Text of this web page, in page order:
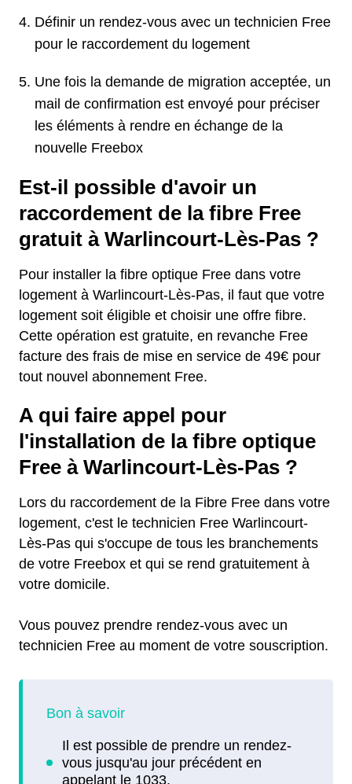
Définir un rendez-vous avec un technicien Free
pour le raccordement du logement
Une fois la demande de migration acceptée, un
mail de confirmation est envoyé pour préciser
les éléments à rendre en échange de la
nouvelle Freebox
Est-il possible d'avoir un
raccordement de la fibre Free
gratuit à Warlincourt-Lès-Pas ?
Pour installer la fibre optique Free dans votre
logement à Warlincourt-Lès-Pas, il faut que votre
logement soit éligible et choisir une offre fibre.
Cette opération est gratuite, en revanche Free
facture des frais de mise en service de 49€ pour
tout nouvel abonnement Free.
A qui faire appel pour
l'installation de la fibre optique
Free à Warlincourt-Lès-Pas ?
Lors du raccordement de la Fibre Free dans votre
logement, c'est le technicien Free Warlincourt-
Lès-Pas qui s'occupe de tous les branchements
de votre Freebox et qui se rend gratuitement à
votre domicile.
Vous pouvez prendre rendez-vous avec un
technicien Free au moment de votre souscription.